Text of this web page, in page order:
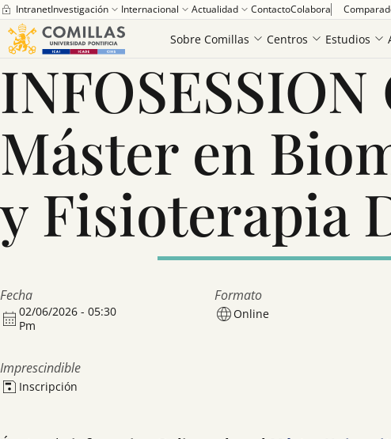
IntranetInvestigación Internacional Actualidad ContactoColabora
Sobre Comillas Centros Estudios
Home INFOSESSION ONLINE Máster en Biomecánica y Fisioterapia Deportiva
Máster en
y Fisioterapia
Fecha
02/06/2026 - 05:30
Pm
Formato
Online
Imprescindible
Inscripción